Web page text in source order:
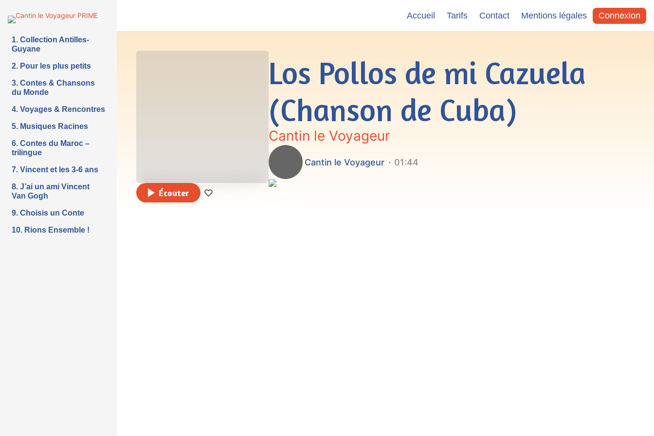
Accueil Tarifs Contact Mentions légales Connexion
1. Collection Antilles-
Guyane
2. Pour les plus petits
3. Contes & Chansons
du Monde
4. Voyages & Rencontres
5. Musiques Racines
6. Contes du Maroc –
trilingue
7. Vincent et les 3-6 ans
8. J’ai un ami Vincent
Van Gogh
9. Choisis un Conte
10. Rions Ensemble !
Los Pollos de mi Cazuela
(Chanson de Cuba)
Cantin le Voyageur
Cantin le Voyageur 01:44
Écouter